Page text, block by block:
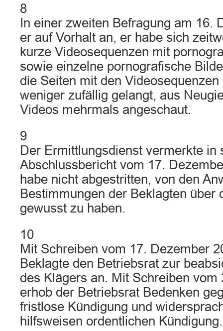
8
In einer zweiten Befragung am 16.
er auf Vorhalt an, er habe sich
kurze Videosequenzen mit
sowie einzelne pornografische
die Seiten mit den
weniger zufällig gelangt, aus
Videos mehrmals angeschaut.
9
Der Ermittlungsdienst vermerkte in
Abschlussbericht vom 17.
habe nicht abgestritten, von den
Bestimmungen der Beklagten über
gewusst zu haben.
10
Mit Schreiben vom 17. Dezember
Beklagte den Betriebsrat zur
des Klägers an. Mit Schreiben vom
erhob der Betriebsrat Bedenken
fristlose Kündigung und
hilfsweisen ordentlichen Kündigung.